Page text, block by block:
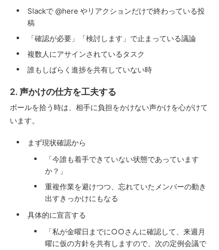
Slackで @here やリアクションだけで終わっている投
稿
「確認が必要」「検討します」で止まっている議論
複数人にアサインされているタスク
誰もしばらく進捗を共有していない時
2. 声かけの仕方を工夫する
ボールを拾う時は、相手に負担をかけない声かけを心がけて
います。
まず現状確認から
「今誰も着手できていない状態であっています
か？」
重複作業を避けつつ、忘れていたメンバーの動き
出すきっかけにもなる
具体的に宣言する
「私が金曜日までに○○さんに確認して、来週月
曜に仮の方針を共有しますので、次の定例会議で